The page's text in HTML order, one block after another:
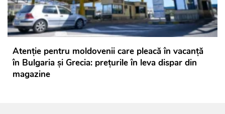
Atenție pentru moldovenii care pleacă în vacanță
în Bulgaria și Grecia: prețurile în leva dispar din
magazine